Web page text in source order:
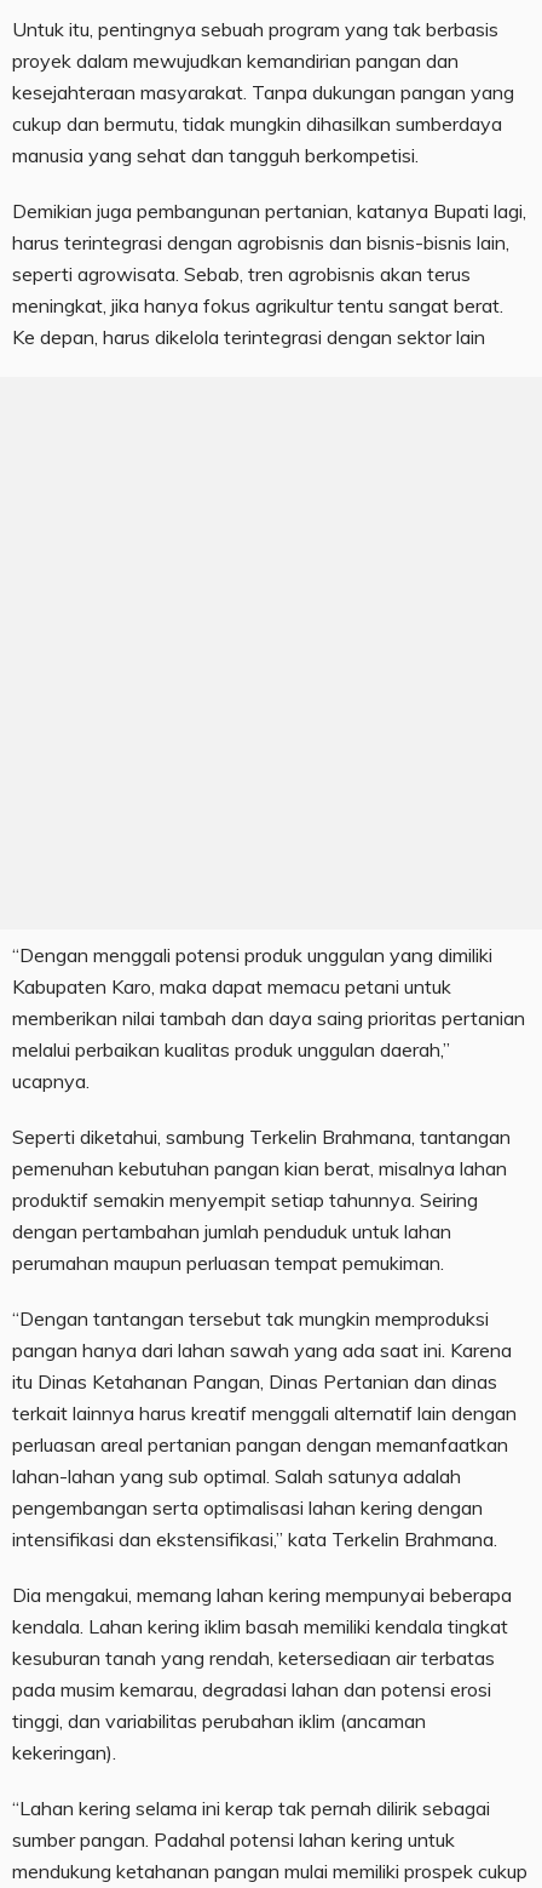
Untuk itu, pentingnya sebuah program yang tak berbasis
proyek dalam mewujudkan kemandirian pangan dan
kesejahteraan masyarakat. Tanpa dukungan pangan yang
cukup dan bermutu, tidak mungkin dihasilkan sumberdaya
manusia yang sehat dan tangguh berkompetisi.
Demikian juga pembangunan pertanian, katanya Bupati lagi,
harus terintegrasi dengan agrobisnis dan bisnis-bisnis lain,
seperti agrowisata. Sebab, tren agrobisnis akan terus
meningkat, jika hanya fokus agrikultur tentu sangat berat.
Ke depan, harus dikelola terintegrasi dengan sektor lain
“Dengan menggali potensi produk unggulan yang dimiliki
Kabupaten Karo, maka dapat memacu petani untuk
memberikan nilai tambah dan daya saing prioritas pertanian
melalui perbaikan kualitas produk unggulan daerah,”
ucapnya.
Seperti diketahui, sambung Terkelin Brahmana, tantangan
pemenuhan kebutuhan pangan kian berat, misalnya lahan
produktif semakin menyempit setiap tahunnya. Seiring
dengan pertambahan jumlah penduduk untuk lahan
perumahan maupun perluasan tempat pemukiman.
“Dengan tantangan tersebut tak mungkin memproduksi
pangan hanya dari lahan sawah yang ada saat ini. Karena
itu Dinas Ketahanan Pangan, Dinas Pertanian dan dinas
terkait lainnya harus kreatif menggali alternatif lain dengan
perluasan areal pertanian pangan dengan memanfaatkan
lahan-lahan yang sub optimal. Salah satunya adalah
pengembangan serta optimalisasi lahan kering dengan
intensifikasi dan ekstensifikasi,” kata Terkelin Brahmana.
Dia mengakui, memang lahan kering mempunyai beberapa
kendala. Lahan kering iklim basah memiliki kendala tingkat
kesuburan tanah yang rendah, ketersediaan air terbatas
pada musim kemarau, degradasi lahan dan potensi erosi
tinggi, dan variabilitas perubahan iklim (ancaman
kekeringan).
“Lahan kering selama ini kerap tak pernah dilirik sebagai
sumber pangan. Padahal potensi lahan kering untuk
mendukung ketahanan pangan mulai memiliki prospek cukup